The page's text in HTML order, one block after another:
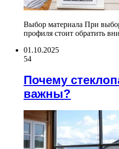
Выбор материала При
профиля стоит обратить
01.10.2025
54
Почему
важны?